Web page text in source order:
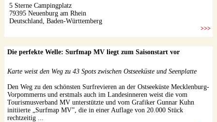
Die perfekte Welle: Surfmap MV liegt zum Saisonstart vor
Karte weist den Weg zu 43 Spots zwischen Ostseeküste und Seenplatte
Den Weg zu den schönsten Surfrevieren an der Ostseeküste Mecklenburg-
Vorpommerns und erstmals auch im Landesinneren weist die vom
Tourismusverband MV unterstützte und vom Grafiker Gunnar Kuhn
initiierte „Surfmap MV”, die in einer Auflage von 20.000 Stück
rechtzeitig ...